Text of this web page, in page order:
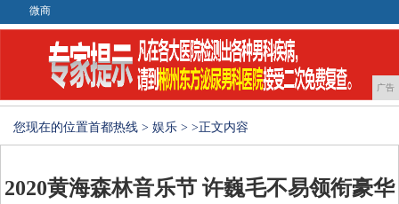
微商
广告
您现在的位置首都热线 > 娱乐 > >正文内容
2020黄海森林音乐节 许巍毛不易领衔豪华